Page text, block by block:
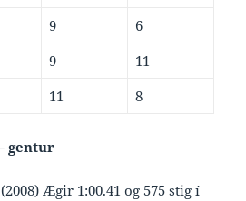
9
6
9
11
11 8
gentur
Ægir 1:00.41 og 575 stig í